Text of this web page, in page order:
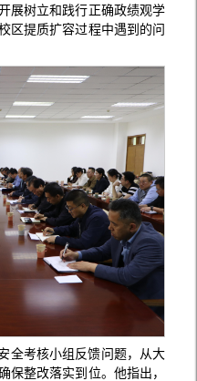
展树立和践行正确政绩观学
区提质扩容过程中遇到的问
全考核小组反馈问题，从大
保整改落实到位。他指出，